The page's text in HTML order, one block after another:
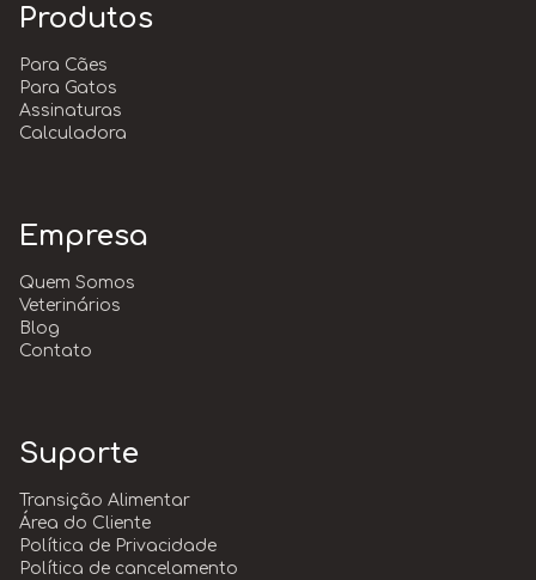
Produtos
Para Cães
Para Gatos
Assinaturas
Calculadora
Empresa
Quem Somos
Veterinários
Blog
Contato
Suporte
Transição Alimentar
Área do Cliente
Política de Privacidade
Política de cancelamento